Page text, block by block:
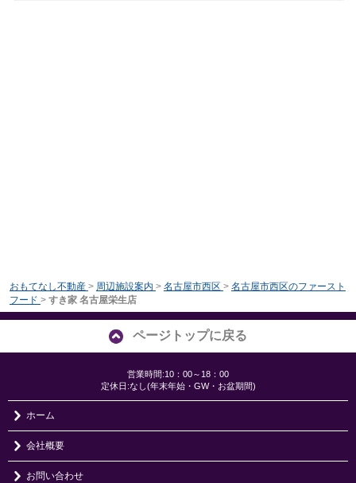
おもてなし不動産 > 周辺施設案内 > 名古屋市西区 > 名古屋市西区のファースト
フード > すき家 名古屋栄生店
ページトップに戻る
営業時間:10：00～18：00
定休日:なし(年末年始・GW・お盆期間)
ホーム
会社概要
お問い合わせ